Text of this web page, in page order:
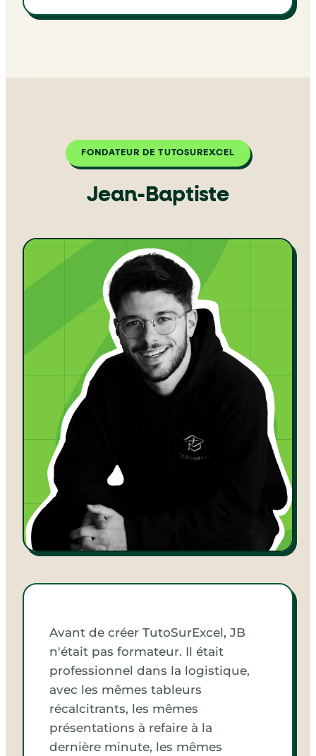
FONDATEUR DE TUTOSUREXCEL
Jean-Baptiste
Avant de créer TutoSurExcel, JB
n'était pas formateur. Il était
professionnel dans la logistique,
avec les mêmes tableurs
récalcitrants, les mêmes
présentations à refaire à la
dernière minute, les mêmes